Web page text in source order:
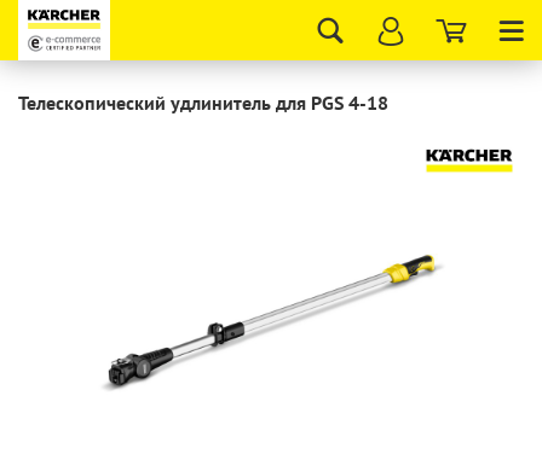
Телескопический удлинитель для PGS 4-18